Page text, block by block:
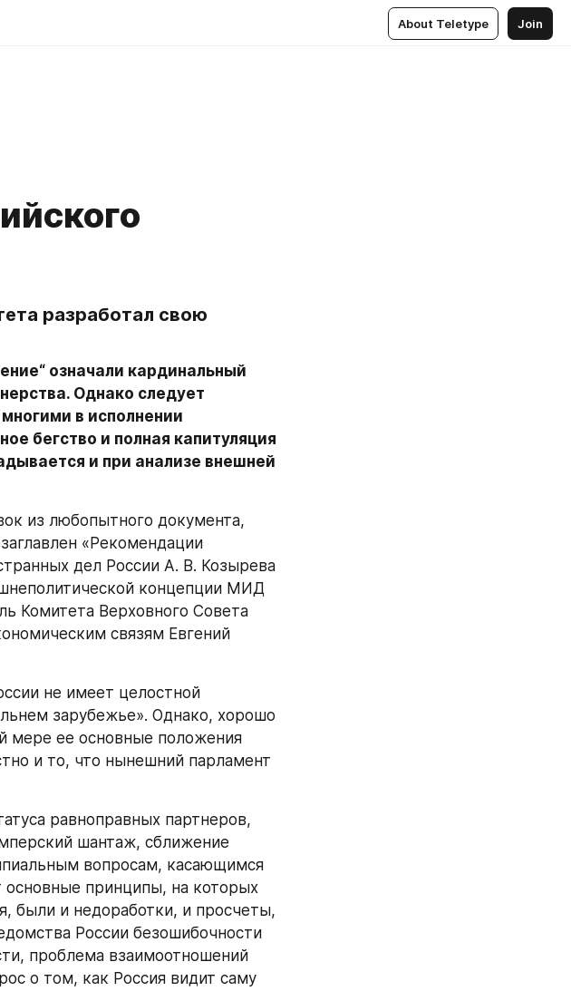
About Teletype Join
разработал свою
означали кардинальный
Однако следует
в исполнении
бегство и полная капитуляция
и при анализе внешней
из любопытного документа,
«Рекомендации
дел России А. В. Козырева
концепции МИД
Комитета Верховного Совета
связям Евгений
не имеет целостной
зарубежье». Однако, хорошо
мере ее основные положения
и то, что нынешний парламент
равноправных партнеров,
шантаж, сближение
вопросам, касающимся
основные принципы, на которых
были и недоработки, и просчеты,
России безошибочности
проблема взаимоотношений
о том, как Россия видит саму